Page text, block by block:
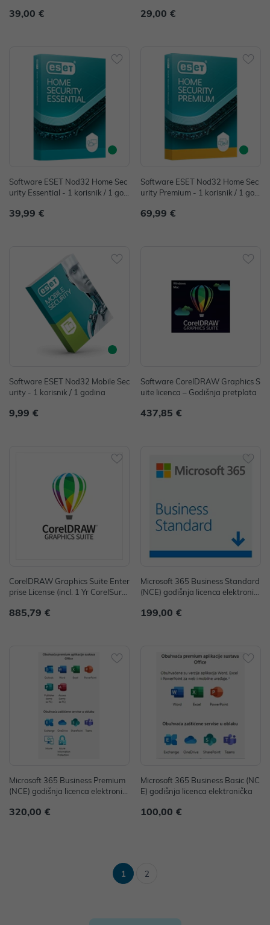
39,00 € 29,00 €
Software ESET Nod32 Home Sec
urity Essential - 1 korisnik / 1 god
39,99 €
Software ESET Nod32 Home Sec
urity Premium - 1 korisnik / 1 godi
69,99 €
Software ESET Nod32 Mobile Sec
urity - 1 korisnik / 1 godina
9,99 €
Software CorelDRAW Graphics S
uite licenca – Godišnja pretplata
437,85 €
CorelDRAW Graphics Suite Enter
prise License (incl. 1 Yr CorelSure
885,79 €
Microsoft 365 Business Standard
(NCE) godišnja licenca elektronič
199,00 €
Microsoft 365 Business Premium
(NCE) godišnja licenca elektronič
320,00 €
Microsoft 365 Business Basic (NC
E) godišnja licenca elektronička
100,00 €
1 2